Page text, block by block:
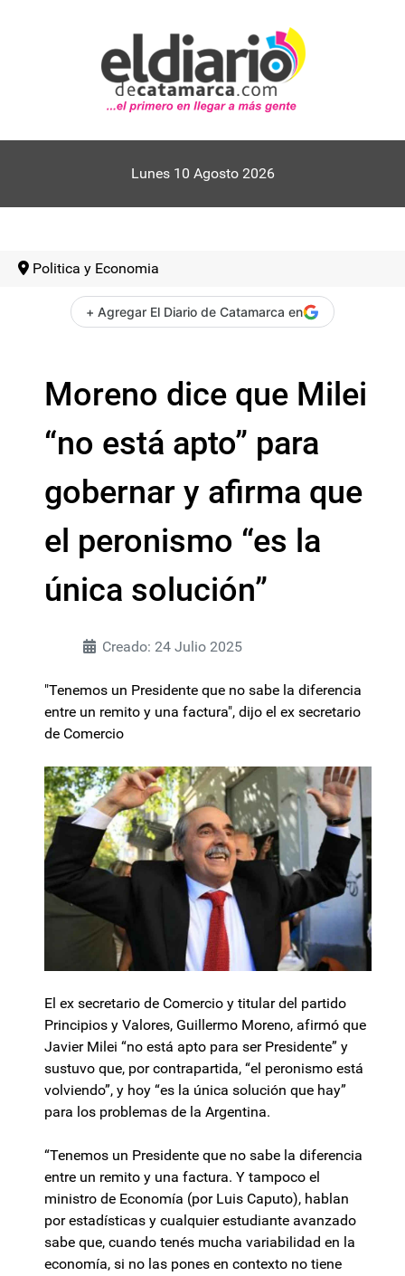
Lunes 10 Agosto 2026
Politica y Economia
+ Agregar El Diario de Catamarca en
Moreno dice que Milei
“no está apto” para
gobernar y afirma que
el peronismo “es la
única solución”
Creado: 24 Julio 2025
"Tenemos un Presidente que no sabe la diferencia
entre un remito y una factura", dijo el ex secretario
de Comercio
El ex secretario de Comercio y titular del partido
Principios y Valores, Guillermo Moreno, afirmó que
Javier Milei “no está apto para ser Presidente” y
sustuvo que, por contrapartida, “el peronismo está
volviendo”, y hoy “es la única solución que hay”
para los problemas de la Argentina.
“Tenemos un Presidente que no sabe la diferencia
entre un remito y una factura. Y tampoco el
ministro de Economía (por Luis Caputo), hablan
por estadísticas y cualquier estudiante avanzado
sabe que, cuando tenés mucha variabilidad en la
economía, si no las pones en contexto no tiene